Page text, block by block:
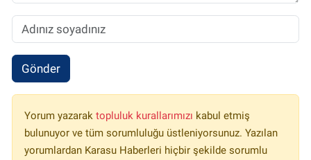
Gönder
Yorum yazarak topluluk kurallarımızı kabul etmiş
bulunuyor ve tüm sorumluluğu üstleniyorsunuz. Yazılan
yorumlardan Karasu Haberleri hiçbir şekilde sorumlu